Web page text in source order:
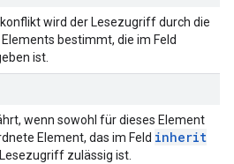
wird der Lesezugriff durch die
bestimmt, die im Feld
ist.
wenn sowohl für dieses Element
Element, das im Feld inherit
zulässig ist.